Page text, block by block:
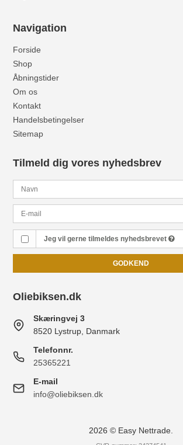
Navigation
Forside
Shop
Åbningstider
Om os
Kontakt
Handelsbetingelser
Sitemap
Tilmeld dig vores nyhedsbrev
Jeg vil gerne tilmeldes nyhedsbrevet
GODKEND
Oliebiksen.dk
Skæringvej 3
8520 Lystrup, Danmark
Telefonnr.
25365221
E-mail
info@oliebiksen.dk
2026 © Easy Nettrade.